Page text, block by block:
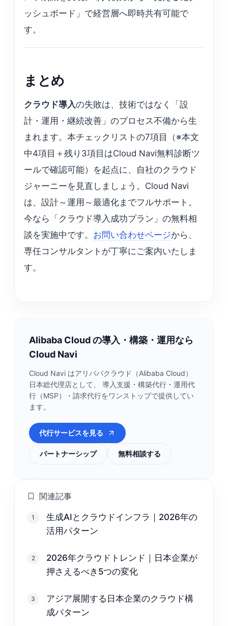
ッシュボード」で経営層へ即時共有可能で
す。
まとめ
クラウド導入の失敗は、技術ではなく「設
計・運用・継続改善」のプロセス不備から生
まれます。本チェックリストの7項目（※本文
中4項目＋残り3項目はCloud Navi無料診断ツ
ールで確認可能）を起点に、自社のクラウド
ジャーニーを見直しましょう。Cloud Navi
は、設計～運用～最適化までフルサポート。
今なら「クラウド導入成功プラン」の無料相
談を実施中です。 お問い合わせページから、
専任コンサルタントが丁寧にご案内いたしま
す。
Alibaba Cloud の導入・構築・運用なら
Cloud Navi
Cloud Navi はアリババクラウド（Alibaba Cloud）
日本総代理店として、 導入支援・構築代行・運用代
行（MSP）・請求代行をワンストップで提供してい
ます。
代行サービスを見る
パートナーシップ 無料相談する
関連記事
1
生成AIとクラウドインフラ｜2026年の
活用パターン
2
2026年クラウドトレンド｜日本企業が
押さえるべき5つの変化
3
アジア展開する日本企業のクラウド構
成パターン